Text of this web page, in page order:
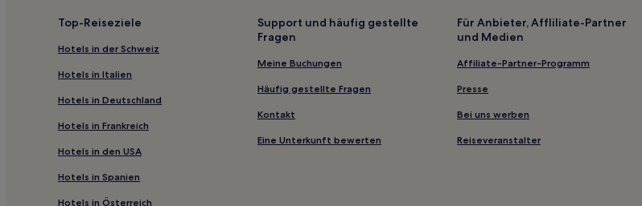
Top-Reiseziele
Hotels in der Schweiz
Hotels in Italien
Hotels in Deutschland
Hotels in Frankreich
Hotels in den USA
Hotels in Spanien
Hotels in Österreich
Support und häufig gestellte
Fragen
Meine Buchungen
Häufig gestellte Fragen
Kontakt
Eine Unterkunft bewerten
Für Anbieter, Affliliate-Partner
und Medien
Affiliate-Partner-Programm
Presse
Bei uns werben
Reiseveranstalter